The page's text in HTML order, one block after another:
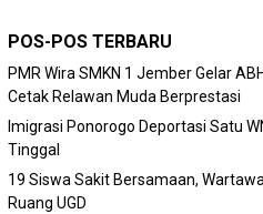
POS-POS TERBARU
PMR Wira SMKN 1 Jember Gelar
Cetak Relawan Muda Berprestasi
Imigrasi Ponorogo Deportasi Satu
Tinggal
19 Siswa Sakit Bersamaan,
Ruang UGD